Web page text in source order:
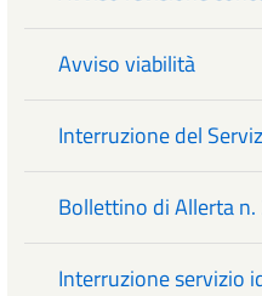
Avviso viabilità
Interruzione del
Bollettino di Allerta
Interruzione servizio